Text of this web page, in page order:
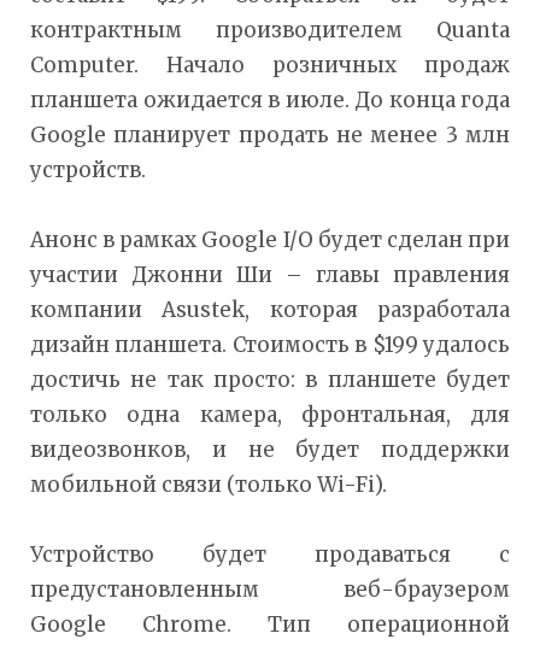
контрактным производителем Quanta
Computer. Начало розничных продаж
планшета ожидается в июле. До конца года
Google планирует продать не менее 3 млн
устройств.
Анонс в рамках Google I/O будет сделан при
участии Джонни Ши – главы правления
компании Asustek, которая разработала
дизайн планшета. Стоимость в $199 удалось
достичь не так просто: в планшете будет
только одна камера, фронтальная, для
видеозвонков, и не будет поддержки
мобильной связи (только Wi-Fi).
Устройство будет продаваться с
предустановленным веб-браузером
Google Chrome. Тип операционной